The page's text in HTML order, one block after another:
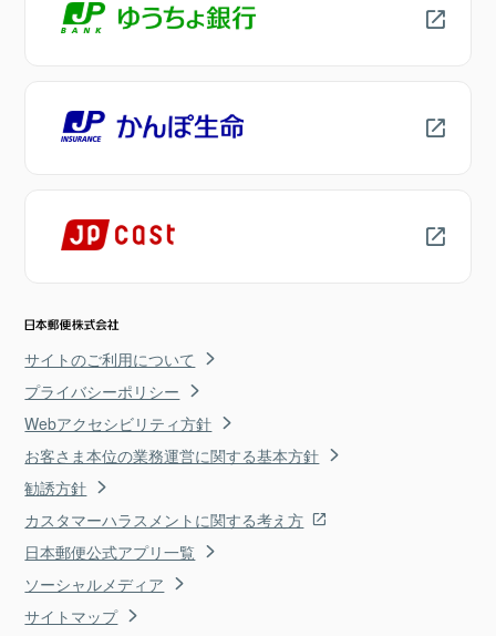
サイトのご利用について
プライバシーポリシー
Webアクセシビリティ方針
お客さま本位の業務運営に関する基本方針
勧誘方針
カスタマーハラスメントに関する考え方
日本郵便公式アプリ一覧
ソーシャルメディア
サイトマップ